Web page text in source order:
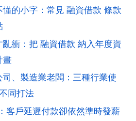
的小字：常見 融資借款 條款
亂衝：把 融資借款 納入年度資
畫
、製造業老闆：三種行業使
同打法
客戶延遲付款卻依然準時發薪